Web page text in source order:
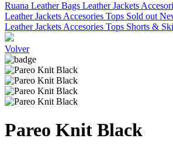
Ruana Leather Bags Leather Jackets
Leather Jackets Accesories Tops Sold out
Leather Jackets Accesories Tops Shorts &
Volver
Pareo Knit Black